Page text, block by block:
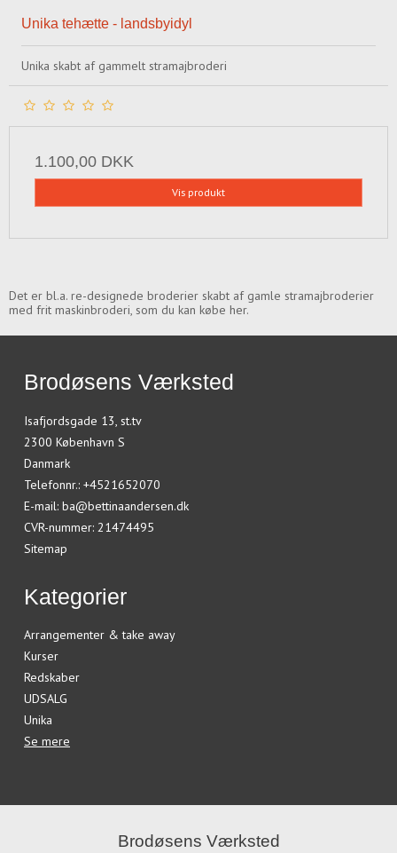
Unika tehætte - landsbyidyl
Unika skabt af gammelt stramajbroderi
1.100,00 DKK
Vis produkt
Det er bl.a. re-designede broderier skabt af gamle stramajbroderier
med frit maskinbroderi, som du kan købe her.
Brodøsens Værksted
Isafjordsgade 13, st.tv
2300 København S
Danmark
Telefonnr.: +4521652070
E-mail: ba@bettinaandersen.dk
CVR-nummer: 21474495
Sitemap
Kategorier
Arrangementer & take away
Kurser
Redskaber
UDSALG
Unika
Se mere
Brodøsens Værksted